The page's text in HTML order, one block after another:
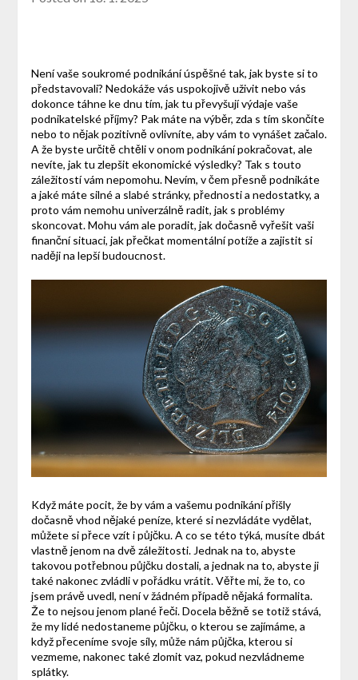
Není vaše soukromé podnikání úspěšné tak, jak byste si to
představovali? Nedokáže vás uspokojivě uživit nebo vás
dokonce táhne ke dnu tím, jak tu převyšují výdaje vaše
podnikatelské příjmy? Pak máte na výběr, zda s tím skončíte
nebo to nějak pozitivně ovlivníte, aby vám to vynášet začalo.
A že byste určitě chtěli v onom podnikání pokračovat, ale
nevíte, jak tu zlepšit ekonomické výsledky? Tak s touto
záležitostí vám nepomohu. Nevím, v čem přesně podnikáte
a jaké máte silné a slabé stránky, přednosti a nedostatky, a
proto vám nemohu univerzálně radit, jak s problémy
skoncovat. Mohu vám ale poradit, jak dočasně vyřešit vaši
finanční situaci, jak přečkat momentální potíže a zajistit si
naději na lepší budoucnost.
Když máte pocit, že by vám a vašemu podnikání přišly
dočasně vhod nějaké peníze, které si nezvládáte vydělat,
můžete si přece vzít i půjčku. A co se této týká, musíte dbát
vlastně jenom na dvě záležitosti. Jednak na to, abyste
takovou potřebnou půjčku dostali, a jednak na to, abyste ji
také nakonec zvládli v pořádku vrátit.Věřte mi, že to, co
jsem právě uvedl, není v žádném případě nějaká formalita.
Že to nejsou jenom plané řeči. Docela běžně se totiž stává,
že my lidé nedostaneme půjčku, o kterou se zajímáme, a
když přeceníme svoje síly, může nám půjčka, kterou si
vezmeme, nakonec také zlomit vaz, pokud nezvládneme
splátky.